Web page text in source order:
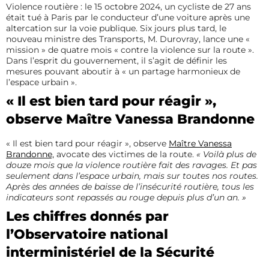
Violence routière : le 15 octobre 2024, un cycliste de 27 ans
était tué à Paris par le conducteur d’une voiture après une
altercation sur la voie publique. Six jours plus tard, le
nouveau ministre des Transports, M. Durovray, lance une «
mission » de quatre mois « contre la violence sur la route ».
Dans l’esprit du gouvernement, il s’agit de définir les
mesures pouvant aboutir à « un partage harmonieux de
l’espace urbain ».
« Il est bien tard pour réagir »,
observe Maître Vanessa Brandonne
« Il est bien tard pour réagir », observe Maître Vanessa
Brandonne, avocate des victimes de la route. « Voilà plus de
douze mois que la violence routière fait des ravages. Et pas
seulement dans l’espace urbain, mais sur toutes nos routes.
Après des années de baisse de l’insécurité routière, tous les
indicateurs sont repassés au rouge depuis plus d’un an. »
Les chiffres donnés par
l’Observatoire national
interministériel de la Sécurité